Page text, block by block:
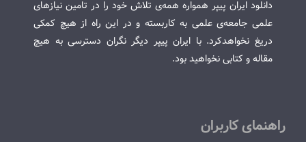
دانلود ایران پیپر همواره همه‌ی تلاش خود را در تامین نیازهای
علمی جامعه‌ی علمی به کاربسته و در این راه از هیچ کمکی
دریغ نخواهدکرد. با ایران پیپر دیگر نگران دسترسی به هیچ
مقاله و کتابی نخواهید بود.
راهنمای کاربران